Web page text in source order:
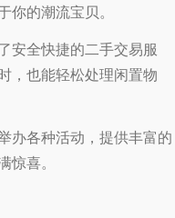
的潮流宝贝。
安全快捷的二手交易服
，也能轻松处理闲置物
办各种活动，提供丰富的
喜。